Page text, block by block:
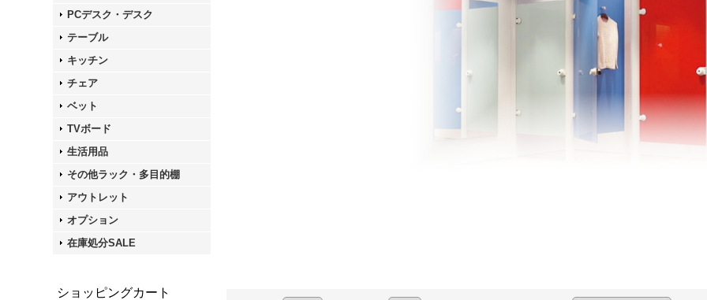
PCデスク・デスク
テーブル
キッチン
チェア
ベット
TVボード
生活用品
その他ラック・多目的棚
アウトレット
オプション
在庫処分SALE
ショッピングカート